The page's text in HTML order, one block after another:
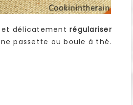
et délicatement régulariser
passette ou boule à thé.